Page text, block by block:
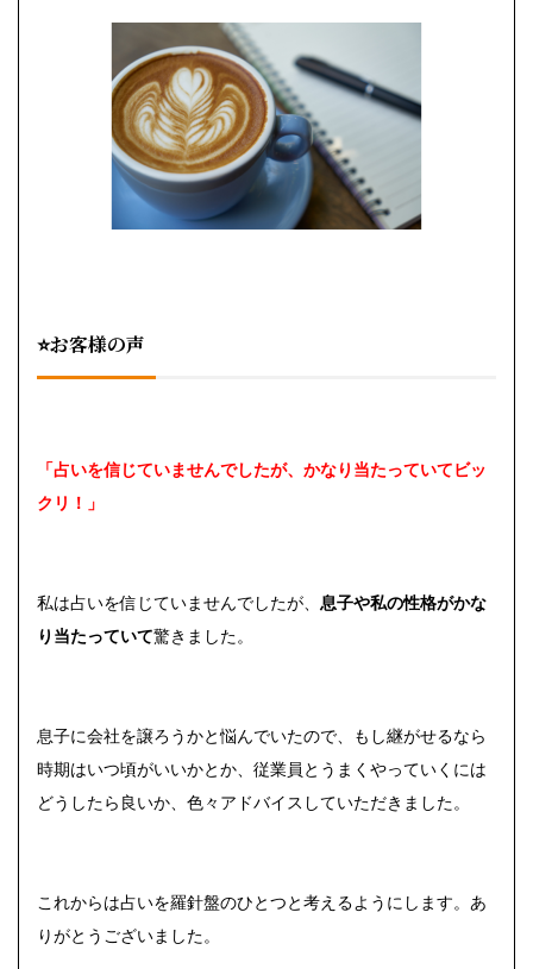
⭐お客様の声
「占いを信じていませんでしたが、 かなり当たっていてビッ
クリ！」
私は占いを信じていませんでしたが、 息子や私の性格がかな
り当たっていて驚きました。
息子に会社を譲ろうかと悩んでいたので、もし継がせるなら
時期はいつ頃がいいかとか、従業員とうまくやっていくには
どうしたら良いか、色々アドバイスしていただきました。
これからは占いを羅針盤のひとつと考えるようにします。あ
りがとうございました。